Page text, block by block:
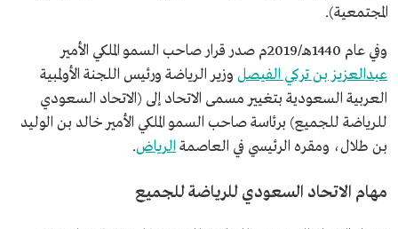
المجتمعية).
وفي عام 1440هـ/2019م صدر قرار صاحب السمو الملكي الأمير
عبدالعزيز بن تركي الفيصل وزير الرياضة ورئيس اللجنة الأولمبية
العربية السعودية بتغيير مسمى الاتحاد إلى (الاتحاد السعودي
للرياضة للجميع) برئاسة صاحب السمو الملكي الأمير خالد بن الوليد
بن طلال، ومقره الرئيسي في العاصمة الرياض.
مهام الاتحاد السعودي للرياضة للجميع